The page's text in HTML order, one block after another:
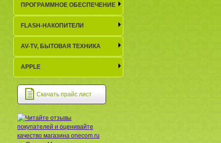
ПРОГРАММНОЕ ОБЕСПЕЧЕНИЕ
FLASH-НАКОПИТЕЛИ
AV-TV, БЫТОВАЯ ТЕХНИКА
APPLE
Скачать прайс лист